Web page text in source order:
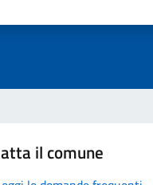
il comune